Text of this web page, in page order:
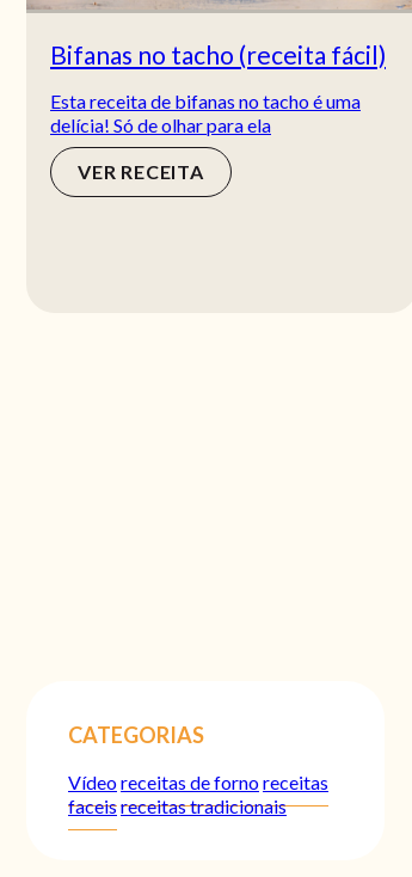
Bifanas no tacho (receita fácil)
Esta receita de bifanas no tacho é uma
delícia! Só de olhar para ela
VER RECEITA
CATEGORIAS
Vídeoreceitas de fornoreceitas
faceisreceitas tradicionais